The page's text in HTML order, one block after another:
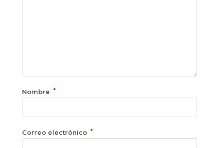
Nombre *
Correo electrónico *